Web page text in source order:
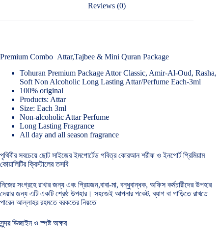
Reviews (0)
Premium Combo Attar,Tajbee & Mini Quran Package
Tohuran Premium Package Attor Classic, Amir-Al-Oud, Rasha,
Soft Non Alcoholic Long Lasting Attar/Perfume Each-3ml
100% original
Products: Attar
Size: Each 3ml
Non-alcoholic Attar Perfume
Long Lasting Fragrance
All day and all season fragrance
পৃথিবীর সবচেয়ে ছোট সাইজের ইমপোর্টেড পবিত্র কোরআন শরীফ ও ইনপোর্ট প্রিমিয়াম
কোয়ালিটির ক্রিস্টালের তসবি
নিজের সংগ্রহে রাখার জন্য এবং প্রিয়জন,বাবা-মা, বন্ধুবান্ধক, অফিস কর্মচারীদের উপহার
দেয়ার জন্য এটি একটি শ্রেষ্ঠ উপহার। সহজেই আপনার পকেট, ব্যাগ বা গাড়িতে রাখতে
পারেন আল্লাহর রহমতে বরকতের নিয়তে
সুন্দর ডিজাইন ও স্পষ্ট অক্ষর